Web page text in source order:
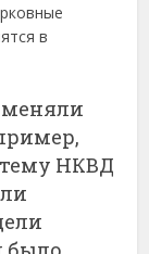
в
меняли
НКВД